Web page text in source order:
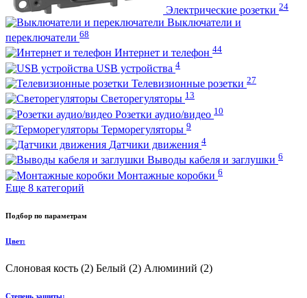
Электрические розетки 24
Выключатели и
переключатели 68
Интернет и телефон 44
USB устройства 4
Телевизионные розетки 27
Светорегуляторы 13
Розетки аудио/видео 10
Терморегуляторы 9
Датчики движения 4
Выводы кабеля и заглушки 6
Монтажные коробки 6
Еще 8 категорий
Подбор по параметрам
Цвет:
Слоновая кость (2) Белый (2) Алюминий (2)
Степень защиты: